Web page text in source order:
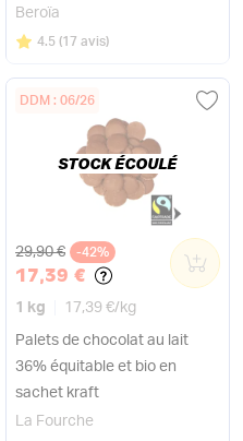
Beroïa
Note
4.5 sur 5
(17 avis)
DDM : 06/26
Ancien prix
29,90 € -42%
17,39 €
1 kg 17,39 €/ kg
Palets de chocolat au lait
36% équitable et bio en
sachet kraft
0
La Fourche
STOCK ÉCOULÉ